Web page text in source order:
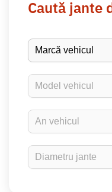
Caută jante